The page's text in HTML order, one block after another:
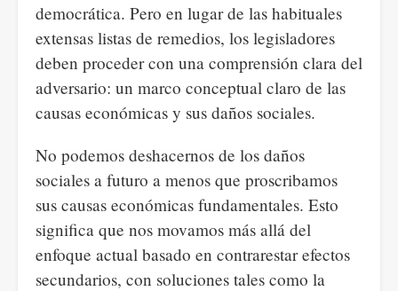
democrática. Pero en lugar de las habituales
extensas listas de remedios, los legisladores
deben proceder con una comprensión clara del
adversario: un marco conceptual claro de las
causas económicas y sus daños sociales.
No podemos deshacernos de los daños
sociales a futuro a menos que proscribamos
sus causas económicas fundamentales. Esto
significa que nos movamos más allá del
enfoque actual basado en contrarestar efectos
secundarios, con soluciones tales como la